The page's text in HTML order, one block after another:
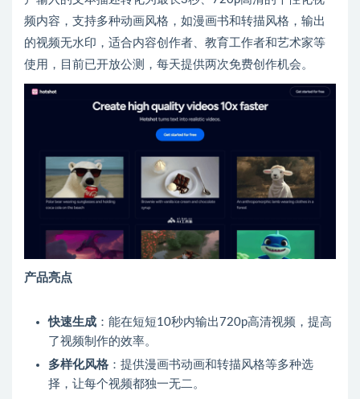
频内容，支持多种动画风格，如漫画书和转描风格，输出
的视频无水印，适合内容创作者、教育工作者和艺术家等
使用，目前已开放公测，每天提供两次免费创作机会。
产品亮点
快速生成 ：能在短短10秒内输出720p高清视频，提高
了视频制作的效率。
多样化风格 ：提供漫画书动画和转描风格等多种选
择，让每个视频都独一无二。